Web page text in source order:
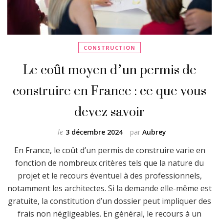
CONSTRUCTION
Le coût moyen d’un permis de
construire en France : ce que vous
devez savoir
par Aubrey
le 3 décembre 2024
En France, le coût d’un permis de construire varie en
fonction de nombreux critères tels que la nature du
projet et le recours éventuel à des professionnels,
notamment les architectes. Si la demande elle-même est
gratuite, la constitution d’un dossier peut impliquer des
frais non négligeables. En général, le recours à un